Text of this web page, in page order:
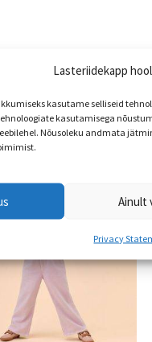
Lasteriidekapp
kasutame selliseid
kasutamisega
Nõusoleku andmata
Ainult
Privacy